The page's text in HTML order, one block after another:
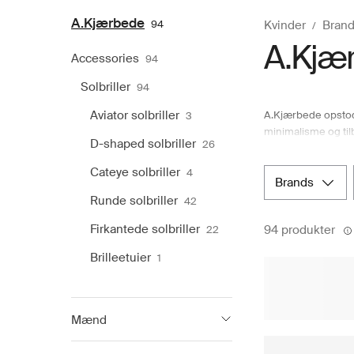
A.Kjærbede 94
Accessories 94
Solbriller 94
Aviator solbriller 3
D-shaped solbriller 26
Cateye solbriller 4
Runde solbriller 42
Firkantede solbriller 22
Brilleetuier 1
Mænd
Kvinder
A.Kjærbede
minimalisme og
første solrige og
og enestående
mellem forskellige
brands
94 produkter